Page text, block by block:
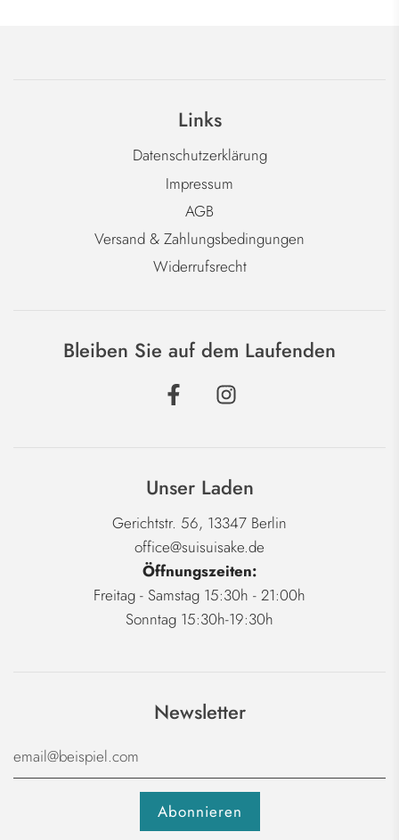
Links
Datenschutzerklärung
Impressum
AGB
Versand & Zahlungsbedingungen
Widerrufsrecht
Bleiben Sie auf dem Laufenden
Unser Laden
Gerichtstr. 56, 13347 Berlin
office@suisuisake.de
Öffnungszeiten:
Freitag - Samstag 15:30h - 21:00h
Sonntag 15:30h-19:30h
Newsletter